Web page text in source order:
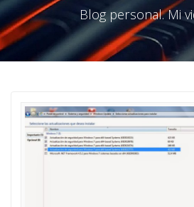
Blog personal. Mi